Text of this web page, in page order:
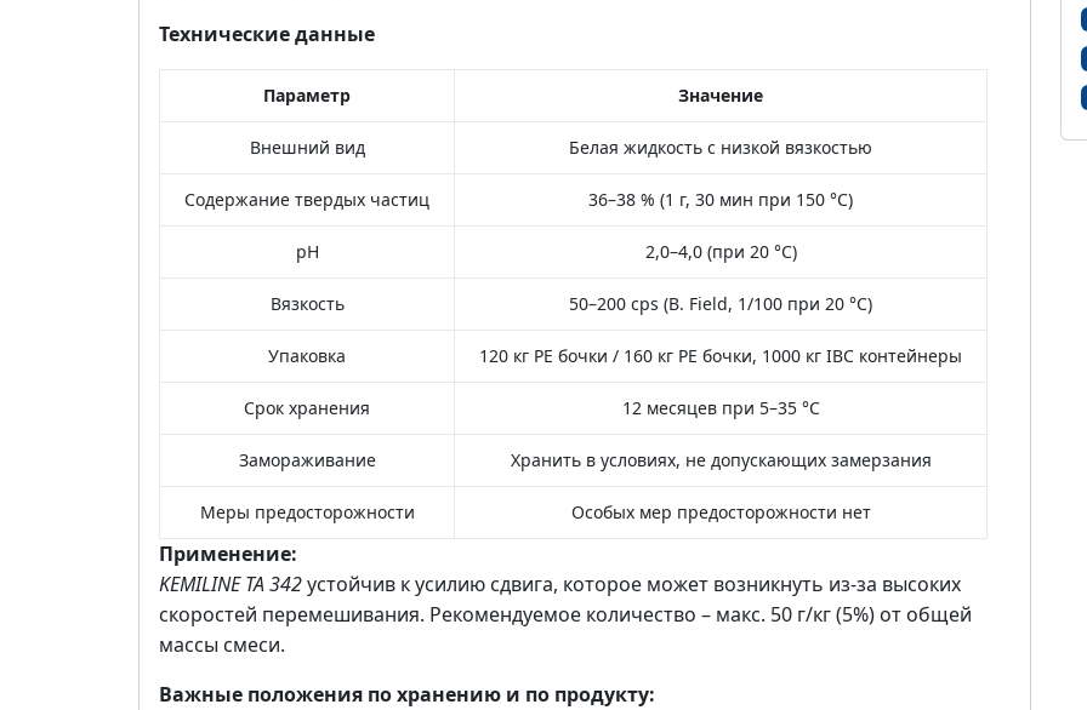
Технические данные
Параметр Значение
Внешний вид Белая жидкость с низкой вязкостью
Содержание твердых частиц 36–38 % (1 г, 30 мин при 150 °C)
pH 2,0–4,0 (при 20 °C)
Вязкость 50–200 cps (B. Field, 1/100 при 20 °C)
Упаковка 120 кг PE бочки / 160 кг PE бочки, 1000 кг IBC контейнеры
Срок хранения 12 месяцев при 5–35 °C
Замораживание Хранить в условиях, не допускающих замерзания
Меры предосторожности Особых мер предосторожности нет
Применение:
KEMILINE TA 342устойчив к усилию сдвига, которое может возникнуть из-за высоких
скоростей перемешивания. Рекомендуемое количество – макс. 50 г/кг (5%) от общей
массы смеси.
Важные положения по хранению и по продукту: